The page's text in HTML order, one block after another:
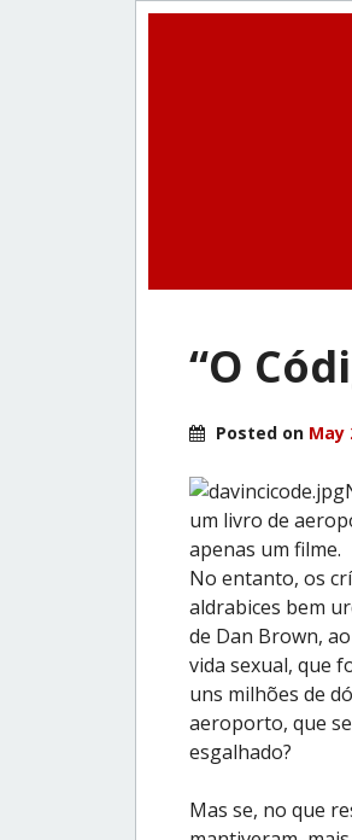
“O
Posted on May
um livro de
apenas um filme.
No entanto, os
aldrabices bem
de Dan Brown,
vida sexual, que
uns milhões de
aeroporto, que
esgalhado?
Mas se, no que